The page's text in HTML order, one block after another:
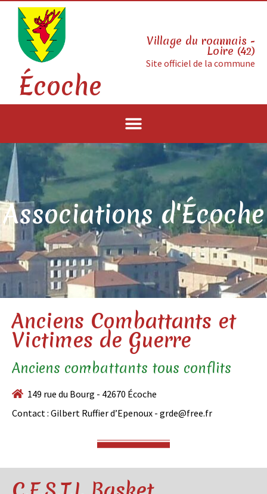
Écoche
Village du roannais -
Loire (42)
Site officiel de la commune
Associations d'Écoche
Anciens Combattants et
Victimes de Guerre
Anciens combattants tous conflits
149 rue du Bourg - 42670 Écoche
Contact : Gilbert Ruffier d’Epenoux - grde@free.fr